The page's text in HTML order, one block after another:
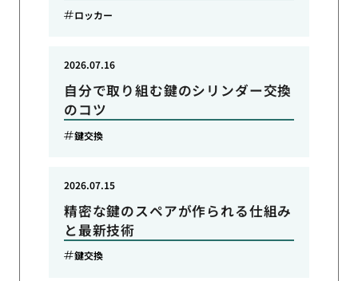
ロッカー
自分で取り組む鍵のシリンダー交換
のコツ
2026.07.16
鍵交換
精密な鍵のスペアが作られる仕組み
と最新技術
2026.07.15
鍵交換